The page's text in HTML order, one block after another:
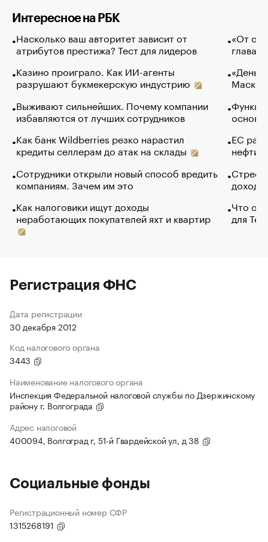
Интересное на РБК
Насколько ваш авторитет зависит от
атрибутов престижа? Тест для лидеров
Казино проиграло. Как ИИ-агенты
разрушают букмекерскую индустрию
Выживают сильнейших. Почему компании
избавляются от лучших сотрудников
Как банк Wildberries резко нарастил
кредиты селлерам до атак на склады
Сотрудники открыли новый способ вредить
компаниям. Зачем им это
Как налоговики ищут доходы
неработающих покупателей яхт и квартир
«От
глава
Маск в
основ
ЕС
нефти
Что
для
Регистрация ФНС
Дата регистрации
30 декабря 2012
Код налогового органа
3443
Наименование налогового органа
Инспекция Федеральной налоговой службы по Дзержинскому
району г. Волгограда
Адрес налоговой
400094, Волгоград г, 51-й Гвардейской ул, д 38
Социальные фонды
Регистрационный номер СФР
1315268191